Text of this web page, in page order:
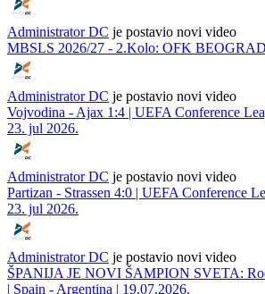
Administrator DC je postavio novi video
MBSLS 2026/27 - 2.Kolo: OFK
Administrator DC je postavio novi video
Vojvodina - Ajax 1:4 | UEFA Conference
23. jul 2026.
Administrator DC je postavio novi video
Partizan - Strassen 4:0 | UEFA Conference
23. jul 2026.
Administrator DC je postavio novi video
ŠPANIJA JE NOVI ŠAMPION SVETA:
| Spain - Argentina | 19.07.2026.